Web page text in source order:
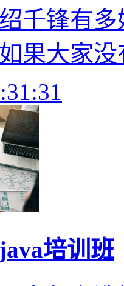
千锋有
果大家
培训班